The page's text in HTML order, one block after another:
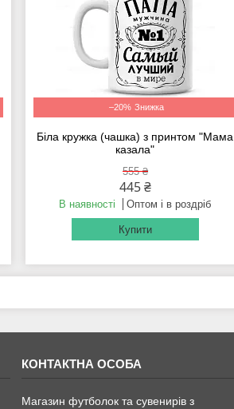
–20%
Біла кружка (чашка) з принтом "Мама
казала"
555 ₴
445 ₴
В наявності Оптом і в роздріб
Купити
Магазин футболок та сувенирів з